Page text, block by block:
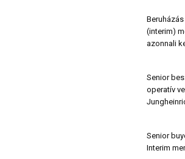
(interim)
azonnali
Senior
operatív
Senior
Interim